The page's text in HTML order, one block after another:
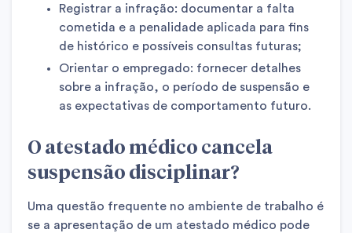
Registrar a infração: documentar a falta
cometida e a penalidade aplicada para fins
de histórico e possíveis consultas futuras;
Orientar o empregado: fornecer detalhes
sobre a infração, o período de suspensão e
as expectativas de comportamento futuro.
O atestado médico cancela
suspensão disciplinar?
Uma questão frequente no ambiente de trabalho é
se a apresentação de um atestado médico pode